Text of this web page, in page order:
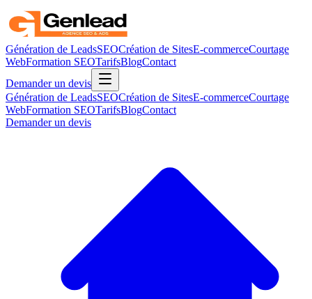
Génération de LeadsSEOCréation de SitesE-commerceCourtage
WebFormation SEOTarifsBlogContact
Demander un devis
Génération de LeadsSEOCréation de SitesE-commerceCourtage
WebFormation SEOTarifsBlogContact
Demander un devis